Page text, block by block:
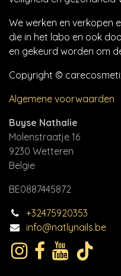
We werken en verkopen
die in het labo en ook
en gekeurd worden om
Copyright ©
Algemene voorwaarden
Buyse Nathalie
Molenstraatje 16
9230 Wetteren
Belgie
BE0887445872
+32475920353
info@natlynails.be